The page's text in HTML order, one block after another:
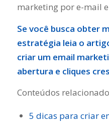
marketing por e-mail
Se você busca obter
estratégia leia o
criar um email
abertura e cliques
Conteúdos
5 dicas para criar